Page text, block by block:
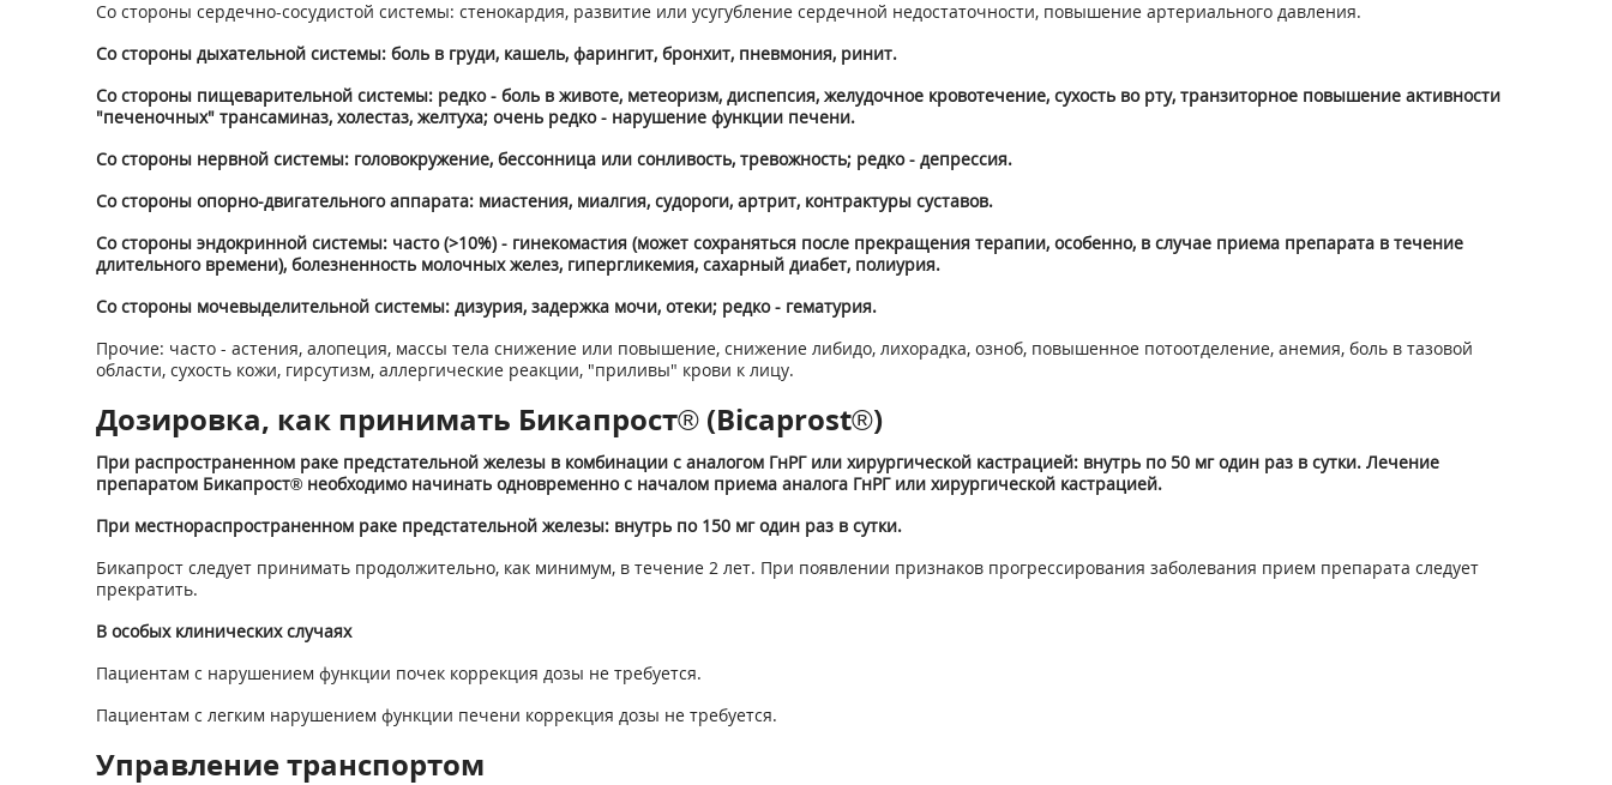
Со стороны сердечно-сосудистой системы: стенокардия, развитие или усугубление сердечной недостаточности, повышение артериального давления.
Со стороны дыхательной системы: боль в груди, кашель, фарингит, бронхит, пневмония, ринит.
Со стороны пищеварительной системы: редко - боль в животе, метеоризм, диспепсия, желудочное кровотечение, сухость во рту, транзиторное повышение активности
"печеночных" трансаминаз, холестаз, желтуха; очень редко - нарушение функции печени.
Со стороны нервной системы: головокружение, бессонница или сонливость, тревожность; редко - депрессия.
Со стороны опорно-двигательного аппарата: миастения, миалгия, судороги, артрит, контрактуры суставов.
Со стороны эндокринной системы: часто (>10%) - гинекомастия (может сохраняться после прекращения терапии, особенно, в случае приема препарата в течение
длительного времени), болезненность молочных желез, гипергликемия, сахарный диабет, полиурия.
Со стороны мочевыделительной системы: дизурия, задержка мочи, отеки; редко - гематурия.
Прочие: часто - астения, алопеция, массы тела снижение или повышение, снижение либидо, лихорадка, озноб, повышенное потоотделение, анемия, боль в тазовой
области, сухость кожи, гирсутизм, аллергические реакции, "приливы" крови к лицу.
Дозировка, как принимать Бикапрост® (Bicaprost®)
При распространенном раке предстательной железы в комбинации с аналогом ГнРГ или хирургической кастрацией: внутрь по 50 мг один раз в сутки. Лечение
препаратом Бикапрост® необходимо начинать одновременно с началом приема аналога ГнРГ или хирургической кастрацией.
При местнораспространенном раке предстательной железы: внутрь по 150 мг один раз в сутки.
Бикапрост следует принимать продолжительно, как минимум, в течение 2 лет. При появлении признаков прогрессирования заболевания прием препарата следует
прекратить.
В особых клинических случаях
Пациентам с нарушением функции почек коррекция дозы не требуется.
Пациентам с легким нарушением функции печени коррекция дозы не требуется.
Управление транспортом